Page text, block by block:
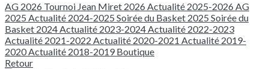
AG 2026 Tournoi Jean Miret 2026 Actualité 2025-2026 AG
2025 Actualité 2024-2025 Soirée du Basket 2025 Soirée du
Basket 2024Actualité 2023-2024Actualité 2022-2023
Actualité 2021-2022 Actualité 2020-2021 Actualité 2019-
2020Actualité 2018-2019 Boutique
Retour